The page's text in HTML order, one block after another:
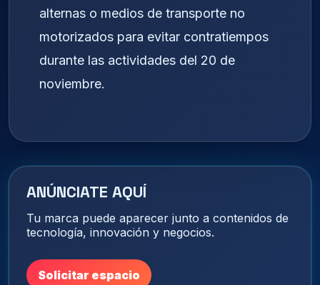
alternas o medios de transporte no
motorizados para evitar contratiempos
durante las actividades del 20 de
noviembre.
ANÚNCIATE AQUÍ
Tu marca puede aparecer junto a contenidos de
tecnología, innovación y negocios.
Solicitar espacio